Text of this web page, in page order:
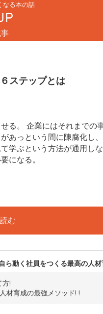
なる本の話
ステップとは
る。 企業にはそれまでの
あっという間に陳腐化し
学ぶという方法が通用し
になる。
む
ら動く社員をつくる最高の人
!
材育成の最強メソッド! !